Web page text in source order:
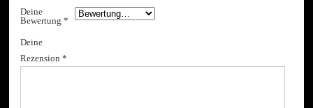
Deine
Bewertung*
Deine
Rezension*